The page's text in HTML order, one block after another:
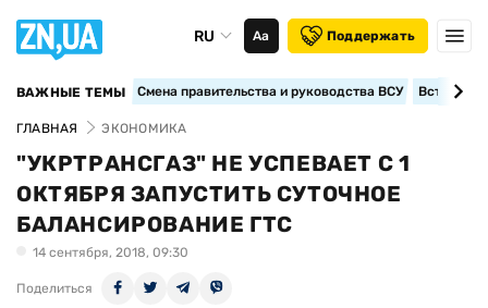
RU Аа Поддержать
ВАЖНЫЕ ТЕМЫ Смена правительства и руководства ВСУ
ГЛАВНАЯ ЭКОНОМИКА
"УКРТРАНСГАЗ" НЕ УСПЕВАЕТ С 1
ОКТЯБРЯ ЗАПУСТИТЬ СУТОЧНОЕ
БАЛАНСИРОВАНИЕ ГТС
14 сентября, 2018, 09:30
Поделиться